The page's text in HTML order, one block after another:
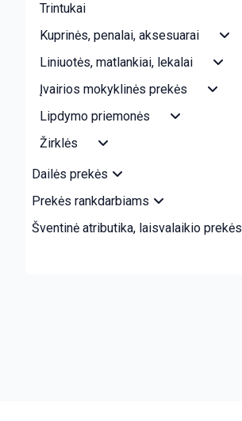
Trintukai
Kuprinės, penalai, aksesuarai
Liniuotės, matlankiai, lekalai
Įvairios mokyklinės prekės
Lipdymo priemonės
Žirklės
Dailės prekės
Prekės rankdarbiams
Šventinė atributika, laisvalaikio prekės